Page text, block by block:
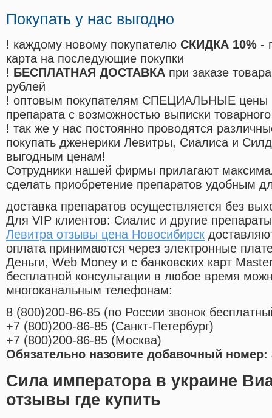
Покупать у нас выгодно
! каждому новому покупателю СКИДКА 10% -
карта на последующие покупки
! БЕСПЛАТНАЯ ДОСТАВКА при заказе
рублей
! оптовым покупателям СПЕЦИАЛЬНЫЕ цены
препарата с возможностью выписки
! так же у нас постоянно проводятся
покупать дженерики Левитры, Сиалиса и
выгодным ценам!
Cотрудники нашей фирмы прилагают
сделать приобретение препаратов удобным
доставка препаратов осуществляется без
Для VIP клиентов: Сиалис и другие
Левитра отзывы цена Новосибирск
оплата принимаются через электронные
Деньги, Web Money и с банковских карт
бесплатной консультации в любое время
многоканальным телефонам:
8 (800)200-86-85 (по России звонок
+7 (800)200-86-85 (Санкт-Петербург)
+7 (800)200-86-85 (Москва)
Обязательно назовите добавочный номер:
Сила императора в украине
отзывы где купить